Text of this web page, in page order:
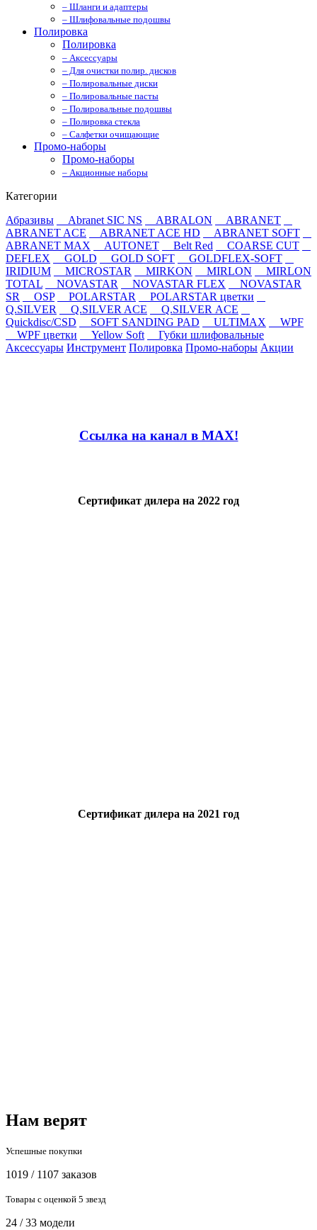
– Шланги и адаптеры
– Шлифовальные подошвы
Полировка
Полировка
– Аксессуары
– Для очистки полир. дисков
– Полировальные диски
– Полировальные пасты
– Полировальные подошвы
– Полировка стекла
– Салфетки очищающие
Промо-наборы
Промо-наборы
– Акционные наборы
Категории
Абразивы
Abranet SIC NS ABRALON
ABRANET
ABRANET ACE
ABRANET ACE HD
ABRANET SOFT
ABRANET MAX
AUTONET Belt Red
COARSE CUT
DEFLEX
GOLD GOLD SOFT
GOLDFLEX-SOFT
IRIDIUM
MICROSTAR MIRKON MIRLON
MIRLON
TOTAL
NOVASTAR NOVASTAR FLEX
NOVASTAR
SR
OSP POLARSTAR
POLARSTAR цветки
Q.SILVER
Q.SILVER ACE
Q.SILVER ACE
Quickdisc/CSD
SOFT SANDING PAD ULTIMAX
WPF
WPF цветки
Yellow Soft
Губки шлифовальные
Аксессуары Инструмент Полировка Промо-наборы Акции
Ссылка на канал в MAX!
Сертификат дилера на 2022 год
Сертификат дилера на 2021 год
Нам верят
Успешные покупки
1019 / 1107 заказов
Товары с оценкой 5 звезд
24 / 33 модели